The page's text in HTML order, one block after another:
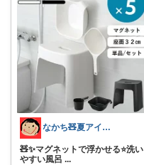
なかち🧸夏アイテム＆便利グッズ✨
🧸✨マグネットで浮かせる⭐️洗い
やすい風呂 ...